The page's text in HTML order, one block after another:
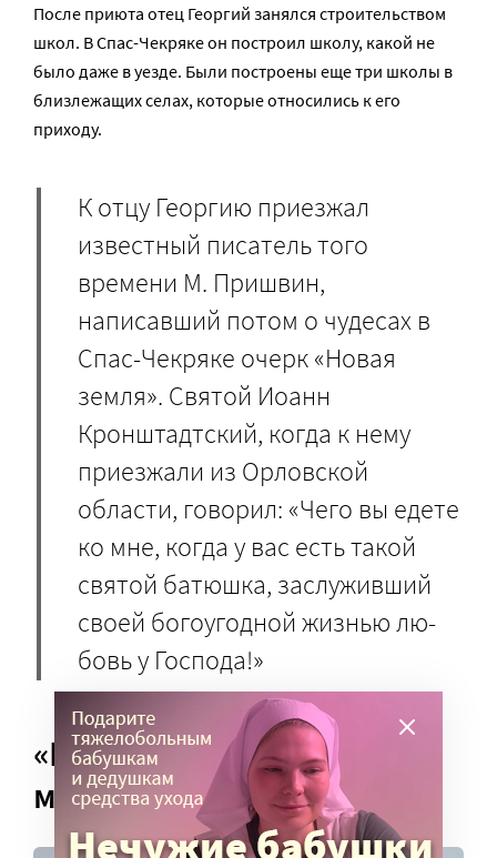
После приюта отец Георгий занялся строительством
школ. В Спас-Чекряке он построил школу, какой не
было даже в уезде. Были построены еще три школы в
близлежащих селах, которые относились к его
приходу.
К отцу Георгию приезжал
известный писатель того
времени М. Пришвин,
написавший потом о чудесах в
Спас-Чекряке очерк «Новая
земля». Святой Иоанн
Кронштадтский, когда к нему
приезжали из Орловской
области, говорил: «Чего вы едете
ко мне, когда у вас есть такой
святой батюшка, за­слу­жив­ший
сво­ей бо­го­угод­ной жиз­нью лю­
бовь у Гос­по­да!»
«Как такого человека
можно арестовать?!»